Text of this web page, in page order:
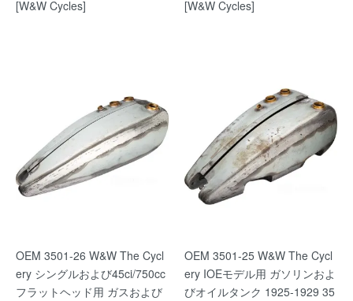
[W&W Cycles]
[W&W Cycles]
OEM 3501-26 W&W The Cycl
ery シングルおよび45ci/750cc
フラットヘッド用 ガスおよび
OEM 3501-25 W&W The Cycl
ery IOEモデル用 ガソリンおよ
びオイルタンク 1925-1929 35